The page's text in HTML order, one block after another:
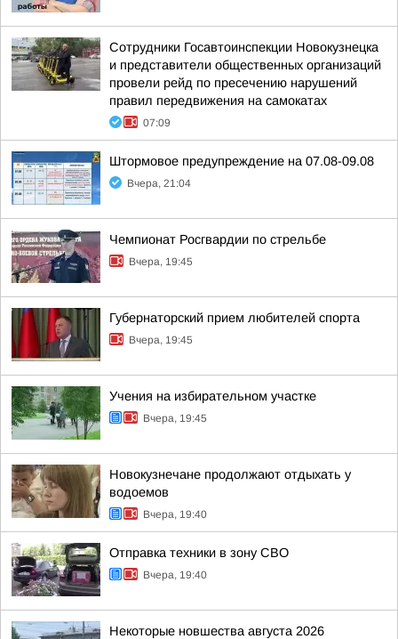
Сотрудники Госавтоинспекции Новокузнецка
и представители общественных организаций
провели рейд по пресечению нарушений
правил передвижения на самокатах
07:09
Штормовое предупреждение на 07.08-09.08
Вчера, 21:04
Чемпионат Росгвардии по стрельбе
Вчера, 19:45
Губернаторский прием любителей спорта
Вчера, 19:45
Учения на избирательном участке
Вчера, 19:45
Новокузнечане продолжают отдыхать у
водоемов
Вчера, 19:40
Отправка техники в зону СВО
Вчера, 19:40
Некоторые новшества августа 2026